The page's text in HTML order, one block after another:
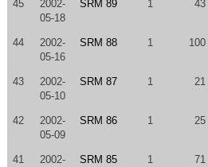
45
2002-
05-18
SRM 89 1 43
44
2002-
05-16
SRM 88 1 100
43
2002-
05-10
SRM 87 1 21
42
2002-
05-09
SRM 86 1 25
41
2002-
SRM 85 1 71